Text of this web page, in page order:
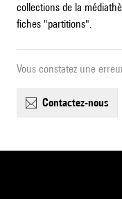
collections de la
fiches "partitions".
Vous constatez une
contactez-nous